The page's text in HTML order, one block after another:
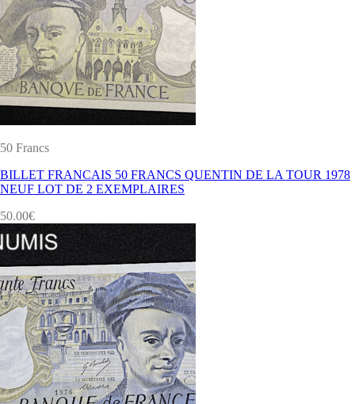
50 Francs
BILLET FRANCAIS 50 FRANCS QUENTIN DE LA TOUR 1978
NEUF LOT DE 2 EXEMPLAIRES
50.00€